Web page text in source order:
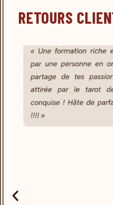
RETOURS